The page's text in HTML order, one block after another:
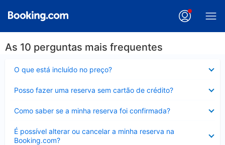
As 10 perguntas mais frequentes
O que está incluído no preço?
Posso fazer uma reserva sem cartão de crédito?
Como saber se a minha reserva foi confirmada?
É possível alterar ou cancelar a minha reserva na
Booking.com?
Contraído